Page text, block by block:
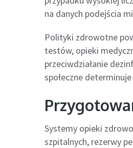
na danych podejścia
Polityki zdrowotne
testów, opieki
przeciwdziałanie
społeczne
Systemy opieki
szpitalnych, rezerwy